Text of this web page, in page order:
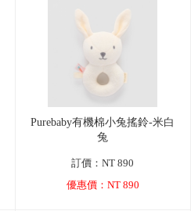
Purebaby有機棉小兔搖鈴-米白
兔
訂價：NT 890
優惠價：NT 890